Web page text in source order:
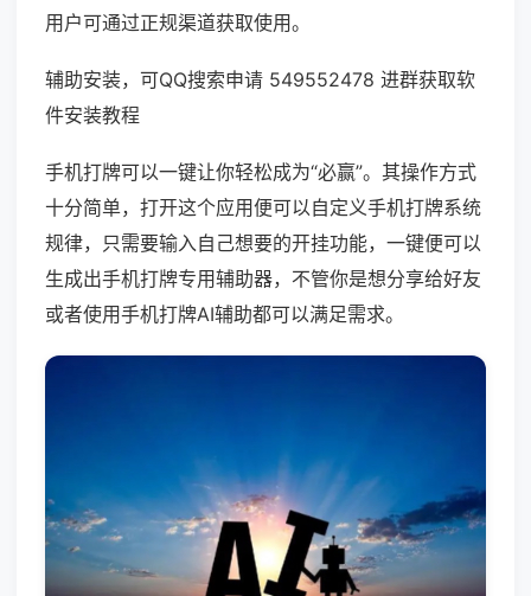
用户可通过正规渠道获取使用。
辅助安装，可QQ搜索申请 549552478 进群获取软
件安装教程
手机打牌可以一键让你轻松成为“必赢”。其操作方式
十分简单，打开这个应用便可以自定义手机打牌系统
规律，只需要输入自己想要的开挂功能，一键便可以
生成出手机打牌专用辅助器，不管你是想分享给好友
或者使用手机打牌AI辅助都可以满足需求。